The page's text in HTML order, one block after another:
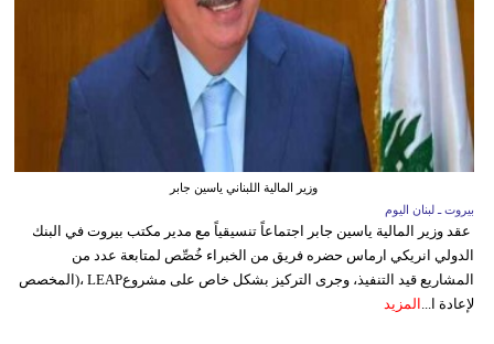
وزير المالية اللبناني ياسين جابر
بيروت ـ لبنان اليوم
عقد وزير المالية ياسين جابر اجتماعاً تنسيقياً مع مدير مكتب بيروت في البنك
الدولي انريكي ارماس حضره فريق من الخبراء خُصِّص لمتابعة عدد من
المشاريع قيد التنفيذ، وجرى التركيز بشكل خاص على مشروعLEAP ،(المخصص
لإعادة ا...
المزيد